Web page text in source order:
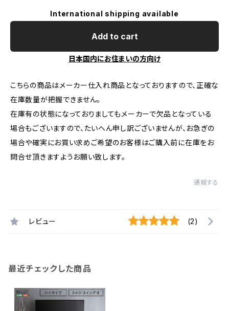
International shipping available
Add to cart
日本国内にお住まいの方向け
こちらの商品はメーカー仕入れ商品となっておりますので、正確な
在庫数量が把握できません。
在庫有の状態になっておりましてもメーカーで欠品となっている
場合もございますので、たいへん申し訳ございませんが、お急ぎの
場合や確実にお買い求めご希望のお客様はご購入前に在庫をお
問合せ頂きますようお願い致します。
通報する
レビュー (2)
最近チェックした商品